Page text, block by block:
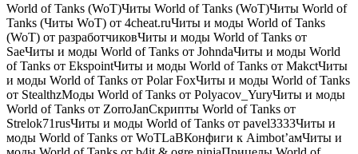
World of Tanks (WoT)Читы World of Tanks (WoT)Читы World of
Tanks (Читы WoT) от 4cheat.ruЧиты и моды World of Tanks
(WoT) от разработчиковЧиты и моды World of Tanks от
SaeЧиты и моды World of Tanks от JohndaЧиты и моды World
of Tanks от EkspointЧиты и моды World of Tanks от MakctЧиты
и моды World of Tanks от Polar FoxЧиты и моды World of Tanks
от StealthzМоды World of Tanks от Polyacov_YuryЧиты и моды
World of Tanks от ZorroJanCкрипты World of Tanks от
Strelok71rusЧиты и моды World of Tanks от pavel3333Читы и
моды World of Tanks от WoTLaBКонфиги к Aimbot’амЧиты и